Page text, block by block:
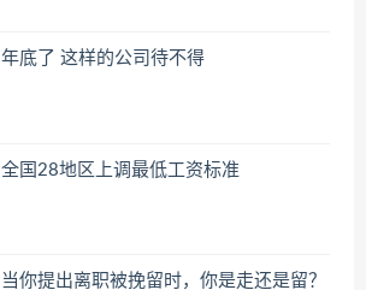
年底了 这样的公司待不得
全国28地区上调最低工资标准
当你提出离职被挽留时，你是走还是留？